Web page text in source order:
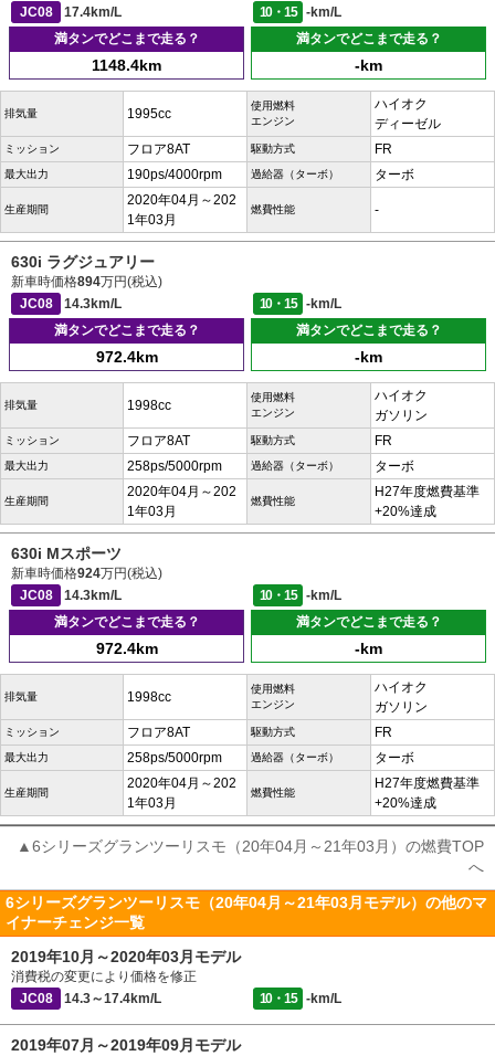
JC08
17.4km/L 10・15
-km/L
満タンでどこまで走る？
1148.4km
満タンでどこまで走る？
-km
排気量 1995cc
使用燃料
エンジン
ハイオク
ディーゼル
ミッション フロア8AT 駆動方式 FR
最大出力 190ps/4000rpm 過給器（ターボ） ターボ
生産期間
2020年04月～202
1年03月
燃費性能 -
630i ラグジュアリー
新車時価格894万円(税込)
JC08
14.3km/L 10・15
-km/L
満タンでどこまで走る？
972.4km
満タンでどこまで走る？
-km
排気量 1998cc
使用燃料
エンジン
ハイオク
ガソリン
ミッション フロア8AT 駆動方式 FR
最大出力 258ps/5000rpm 過給器（ターボ） ターボ
生産期間
2020年04月～202
1年03月
燃費性能
H27年度燃費基準
+20%達成
630i Mスポーツ
新車時価格924万円(税込)
JC08
14.3km/L 10・15
-km/L
満タンでどこまで走る？
972.4km
満タンでどこまで走る？
-km
排気量 1998cc
使用燃料
エンジン
ハイオク
ガソリン
ミッション フロア8AT 駆動方式 FR
最大出力 258ps/5000rpm 過給器（ターボ） ターボ
生産期間
2020年04月～202
1年03月
燃費性能
H27年度燃費基準
+20%達成
▲6シリーズグランツーリスモ（20年04月～21年03月）の燃費TOP
へ
6シリーズグランツーリスモ（20年04月～21年03月モデル）の他のマ
イナーチェンジ一覧
2019年10月～2020年03月モデル
消費税の変更により価格を修正
JC08
14.3～17.4km/L 10・15 -km/L
2019年07月～2019年09月モデル